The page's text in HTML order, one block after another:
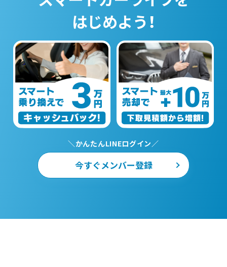
はじめよう！
＼かんたんLINEログイン／
今すぐメンバー登録